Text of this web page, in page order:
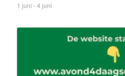
1 juni -4 juni